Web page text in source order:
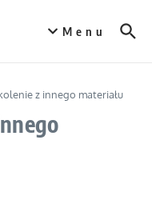
Menu
z innego materiału